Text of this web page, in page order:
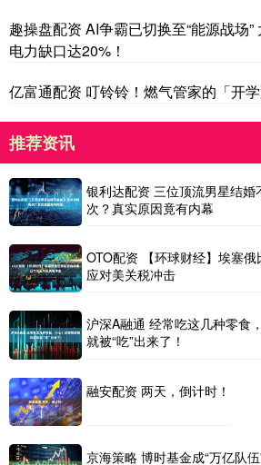
趣操盘配资 AI争霸已切换至“能源战场
电力缺口达20%！
亿富通配资 叮铃铃！燃气管家的「开
推荐资讯
银利达配资 三位顶流男星结婚
次？真实原因竟有内幕
OTO配资 【环球财经】埃塞
应对美关税冲击
沪深A融通 经常吃这几种零食
就被“吃”出来了！
融安配资 两天，倒计时！
京海策略 博时基金成“万亿队